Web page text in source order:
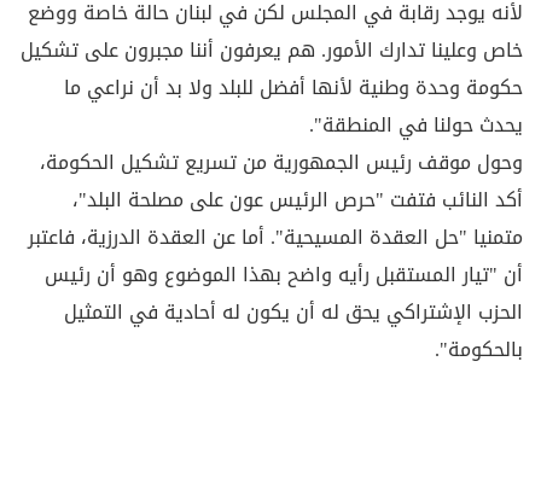
لأنه يوجد رقابة في المجلس لكن في لبنان حالة خاصة ووضع
خاص وعلينا تدارك الأمور. هم يعرفون أننا مجبرون على تشكيل
حكومة وحدة وطنية لأنها أفضل للبلد ولا بد أن نراعي ما
يحدث حولنا في المنطقة".
وحول موقف رئيس الجمهورية من تسريع تشكيل الحكومة،
أكد النائب فتفت "حرص الرئيس عون على مصلحة البلد"،
متمنيا "حل العقدة المسيحية". أما عن العقدة الدرزية، فاعتبر
أن "تيار المستقبل رأيه واضح بهذا الموضوع وهو أن رئيس
الحزب الإشتراكي يحق له أن يكون له أحادية في التمثيل
بالحكومة".